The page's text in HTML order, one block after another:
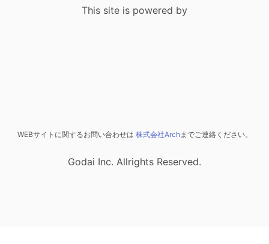
This site is powered by
WEBサイトに関するお問い合わせは 株式会社Archまでご連絡ください。
Godai Inc. Allrights Reserved.